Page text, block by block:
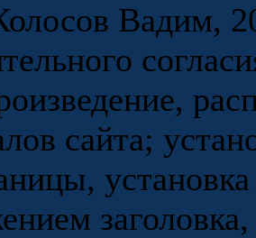
Вадим,
сайта;